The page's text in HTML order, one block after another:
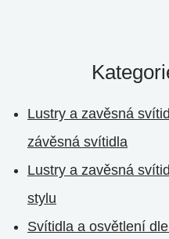
Lustry a zavěsná
závěsná svítidla
Lustry a zavěsná
stylu
Svítidla a osvětlení